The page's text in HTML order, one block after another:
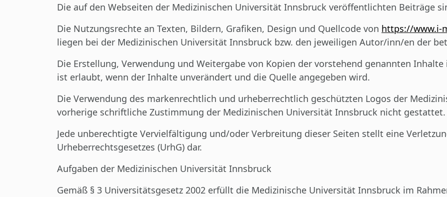
Die auf den Webseiten der Medizinischen Universität Innsbruck veröffentlichten Beiträge
Die Nutzungsrechte an Texten, Bildern, Grafiken, Design und Quellcode von https://www.i-
liegen bei der Medizinischen Universität Innsbruck bzw. den jeweiligen Autor/inn/en der
Die Erstellung, Verwendung und Weitergabe von Kopien der vorstehend genannten
ist erlaubt, wenn der Inhalte unverändert und die Quelle angegeben wird.
Die Verwendung des markenrechtlich und urheberrechtlich geschützten Logos der
vorherige schriftliche Zustimmung der Medizinischen Universität Innsbruck nicht gestattet.
Jede unberechtigte Vervielfältigung und/oder Verbreitung dieser Seiten stellt eine
Urheberrechtsgesetzes (UrhG) dar.
Aufgaben der Medizinischen Universität Innsbruck
Gemäß § 3 Universitätsgesetz 2002 erfüllt die Medizinische Universität Innsbruck im